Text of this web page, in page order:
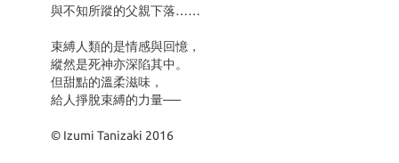
與不知所蹤的父親下落……
束縛人類的是情感與回憶，
縱然是死神亦深陷其中。
但甜點的溫柔滋味，
給人掙脫束縛的力量──
© Izumi Tanizaki 2016